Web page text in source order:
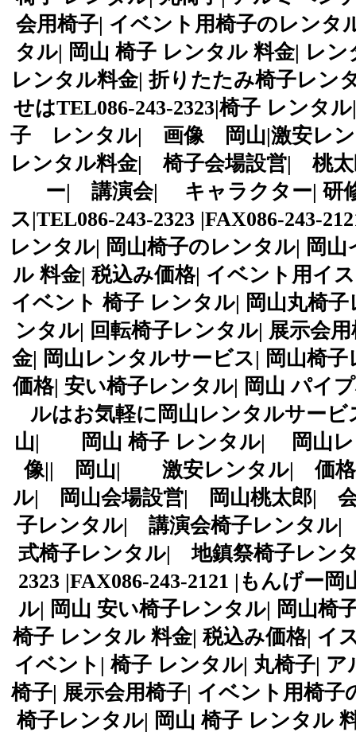
会用椅子| イベント用椅子のレンタ
タル| 岡山 椅子 レンタル 料金| レ
レンタル料金| 折りたたみ椅子レン
せはTEL086-243-2323|椅子 レンタ
子 レンタル| 画像 岡山|激安レ
レンタル料金| 椅子会場設営| 桃
ー| 講演会| キャラクター| 研
ス|TEL086-243-2323 |FAX086-243-
レンタル| 岡山椅子のレンタル| 岡
ル 料金| 税込み価格| イベント用イ
イベント 椅子 レンタル| 岡山丸椅
ンタル| 回転椅子レンタル| 展示会
金| 岡山レンタルサービス| 岡山椅
価格| 安い椅子レンタル| 岡山 パイ
ルはお気軽に岡山レンタルサー
山| 岡山 椅子 レンタル| 岡山
像|| 岡山| 激安レンタル| 価格
ル| 岡山会場設営| 岡山桃太郎|
子レンタル| 講演会椅子レンタル
式椅子レンタル| 地鎮祭椅子レン
2323 |FAX086-243-2121 |もんげー
ル| 岡山 安い椅子レンタル| 岡山椅
椅子 レンタル 料金| 税込み価格|
イベント| 椅子 レンタル| 丸椅子|
椅子| 展示会用椅子| イベント用椅
椅子レンタル| 岡山 椅子 レンタル